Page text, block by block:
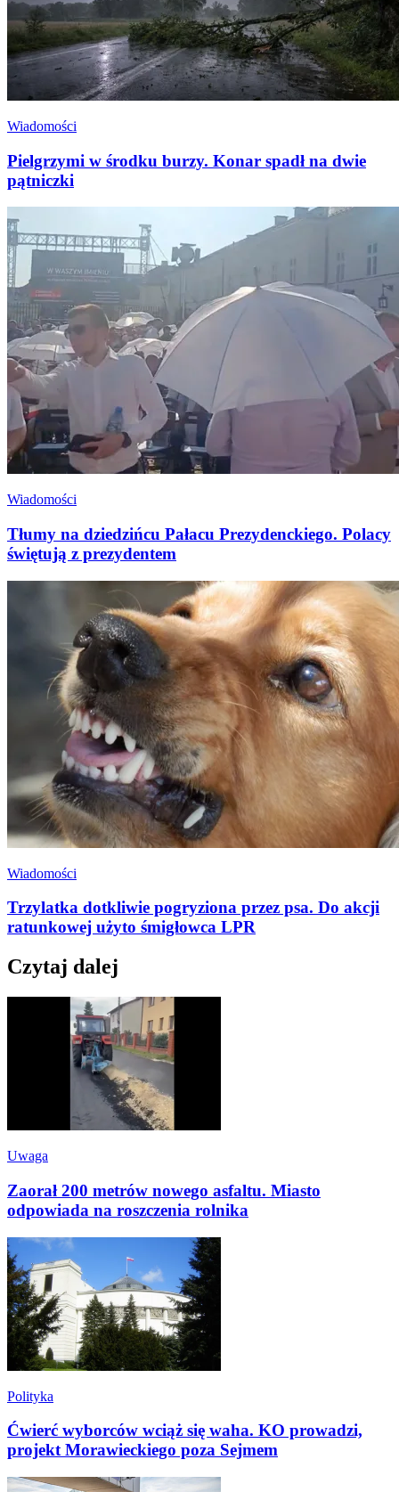
Wiadomości
Pielgrzymi w środku burzy. Konar spadł na dwie
pątniczki
Wiadomości
Tłumy na dziedzińcu Pałacu Prezydenckiego. Polacy
świętują z prezydentem
Wiadomości
Trzylatka dotkliwie pogryziona przez psa. Do akcji
ratunkowej użyto śmigłowca LPR
Czytaj dalej
Uwaga
Zaorał 200 metrów nowego asfaltu. Miasto
odpowiada na roszczenia rolnika
Polityka
Ćwierć wyborców wciąż się waha. KO prowadzi,
projekt Morawieckiego poza Sejmem